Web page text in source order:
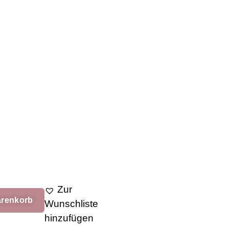
Zur
Wunschliste
hinzufügen